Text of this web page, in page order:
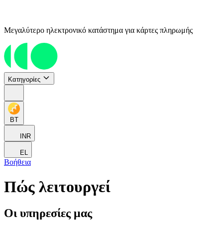
Μεγαλύτερο ηλεκτρονικό κατάστημα για κάρτες πληρωμής
Κατηγορίες
BT
INR
EL
Βοήθεια
Πώς λειτουργεί
Οι υπηρεσίες μας